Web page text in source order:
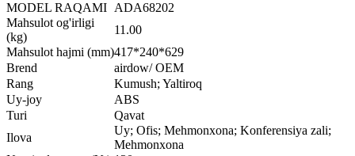
MODEL RAQAMI ADA68202
Mahsulot og'irligi
(kg)
11.00
Mahsulot hajmi (mm)417*240*629
Brend
airdow/ OEM
Rang
Kumush; Yaltiroq
Uy-joy
ABS
Turi
Qavat
Ilova
Uy; Ofis; Mehmonxona; Konferensiya zali;
Mehmonxona